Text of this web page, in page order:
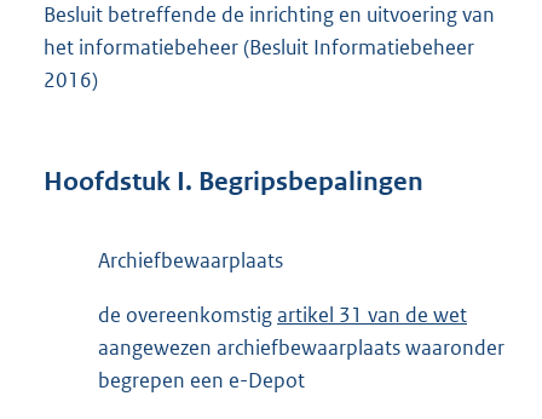
Besluit betreffende de inrichting en uitvoering van
het informatiebeheer (Besluit Informatiebeheer
2016)
Hoofdstuk I. Begripsbepalingen
Archiefbewaarplaats
de overeenkomstigartikel 31 van de wet
aangewezen archiefbewaarplaats waaronder
begrepen een e-Depot